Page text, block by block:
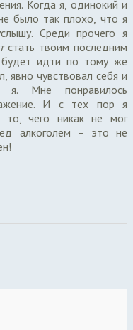
Когда я, одинокий и
было так плохо, что я
Среди прочего я
стать твоим последним
идти по тому же
явно чувствовал себя и
я. Мне понравилось
И с тех пор я
чего никак не мог
алкоголем – это не